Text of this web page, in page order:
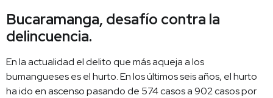
Bucaramanga, desafío contra la
delincuencia.
En la actualidad el delito que más aqueja a los
bumangueses es el hurto. En los últimos seis años, el hurto
ha ido en ascenso pasando de 574 casos a 902 casos por